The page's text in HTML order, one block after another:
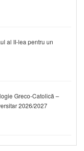
al II-lea pentru un
Greco-Catolică –
2026/2027